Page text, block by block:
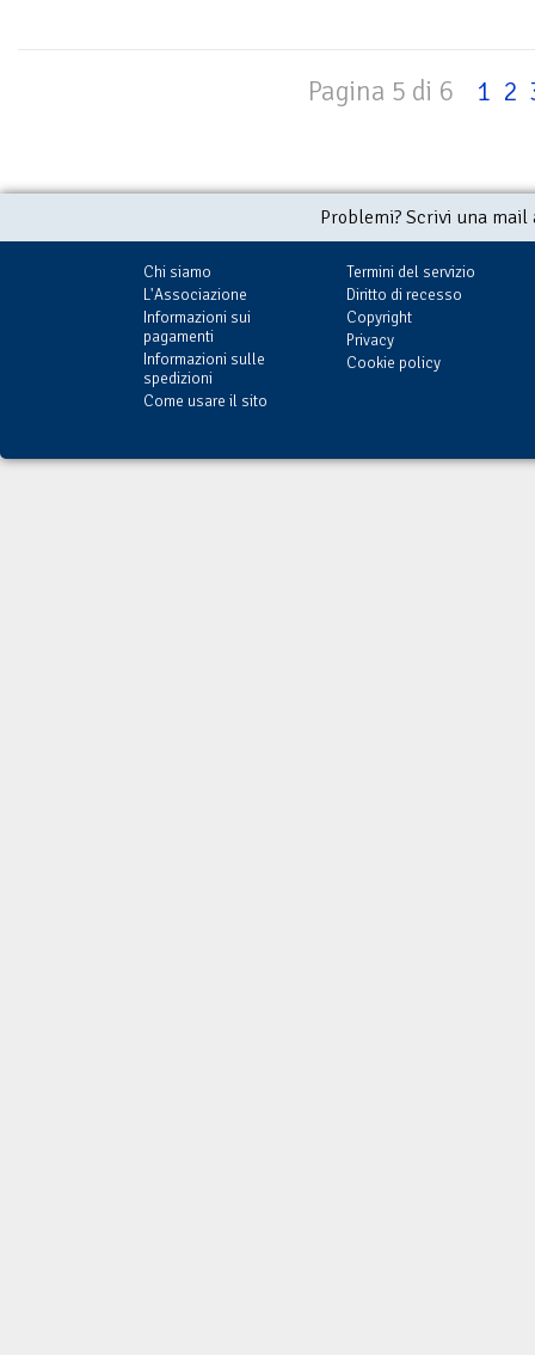
Pagina 5 di 6 1 2
Problemi? Scrivi una
Chi siamo
L'Associazione
Informazioni sui
pagamenti
Informazioni sulle
spedizioni
Come usare il sito
Termini del servizio
Diritto di recesso
Copyright
Privacy
Cookie policy